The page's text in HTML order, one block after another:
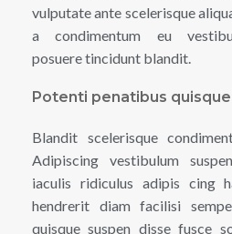
vulputate ante scelerisque
a condimentum eu
posuere tincidunt blandit.
Potenti penatibus quisque
Blandit scelerisque
Adipiscing vestibulum
iaculis ridiculus adipis cing
hendrerit diam facilisi
quisque suspen disse fusce